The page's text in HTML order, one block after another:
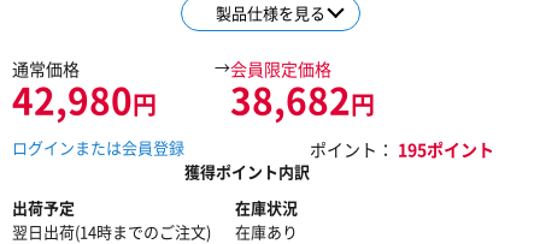
製品仕様を見る
通常価格
42,980円
→会員限定価格
38,682円
ログインまたは会員登録
獲得ポイント内訳
ポイント： 195ポイント
出荷予定
翌日出荷(14時までのご注文)
在庫状況
在庫あり